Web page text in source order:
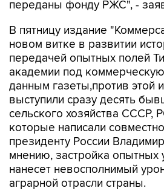
переданы фонду РЖС", -
В пятницу издание
новом витке в развитии
передачей опытных полей
академии под
данным газеты,против этой
выступили сразу десять
сельского хозяйства СССР,
которые написали
президенту России
мнению, застройка опытных
нанесет невосполнимый
аграрной отрасли страны.